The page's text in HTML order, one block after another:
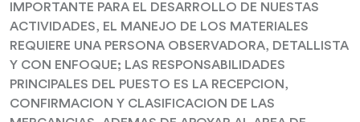
IMPORTANTE PARA EL DESARROLLO DE NUESTAS
ACTIVIDADES, EL MANEJO DE LOS MATERIALES
REQUIERE UNA PERSONA OBSERVADORA, DETALLISTA
Y CON ENFOQUE; LAS RESPONSABILIDADES
PRINCIPALES DEL PUESTO ES LA RECEPCION,
CONFIRMACION Y CLASIFICACION DE LAS